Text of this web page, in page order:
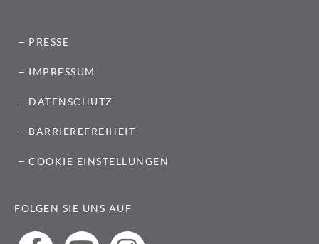
PRESSE
IMPRESSUM
DATENSCHUTZ
BARRIEREFREIHEIT
COOKIE EINSTELLUNGEN
FOLGEN SIE UNS AUF